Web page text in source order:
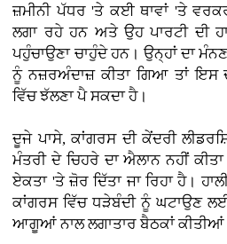
ਜ਼ਮੀਨੀ ਪੱਧਰ 'ਤੇ ਕਈ ਥਾਵਾਂ 'ਤੇ
ਲਗਾ ਰਹੇ ਹਨ ਅਤੇ ਉਹ ਪਾਰਟੀ ਦੀ
ਪਹੁੰਚਾਉਣਾ ਚਾਹੁੰਦੇ ਹਨ। ਉਨ੍ਹਾਂ ਦਾ
ਨੂੰ ਨਜ਼ਰਅੰਦਾਜ਼ ਕੀਤਾ ਗਿਆ ਤਾਂ ਇਸ
ਵਿੱਚ ਝੱਲਣਾ ਪੈ ਸਕਦਾ ਹੈ।
ਦੂਜੇ ਪਾਸੇ, ਕਾਂਗਰਸ ਦੀ ਕੇਂਦਰੀ
ਮੰਤਰੀ ਦੇ ਚਿਹਰੇ ਦਾ ਐਲਾਨ ਨਹੀਂ
ਏਕਤਾ 'ਤੇ ਜ਼ੋਰ ਦਿੱਤਾ ਜਾ ਰਿਹਾ ਹੈ।
ਕਾਂਗਰਸ ਵਿੱਚ ਧੜੇਬੰਦੀ ਨੂੰ ਘਟਾਉਣ
ਆਗੂਆਂ ਨਾਲ ਲਗਾਤਾਰ ਬੈਠਕਾਂ ਕੀਤੀਆਂ